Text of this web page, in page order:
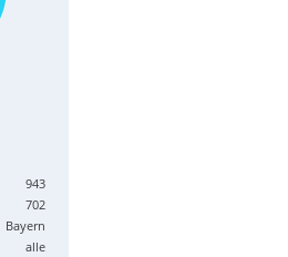
943
702
Bayern
alle